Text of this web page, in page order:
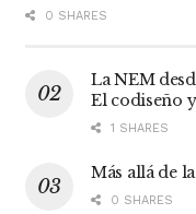
0 SHARES
La NEM
El codiseño
1 SHARES
Más allá de
0 SHARES